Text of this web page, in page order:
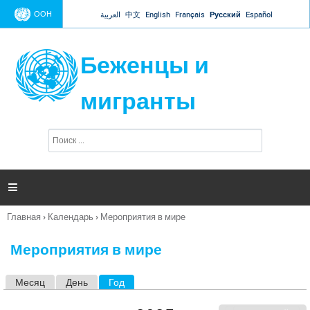
Jump to navigation
ООН العربية 中文 English Français Русский Español
Беженцы и
мигранты
п
и

Вы
Главная › Календарь › Мероприятия в мире
Мероприятия в мире
Месяц День Год